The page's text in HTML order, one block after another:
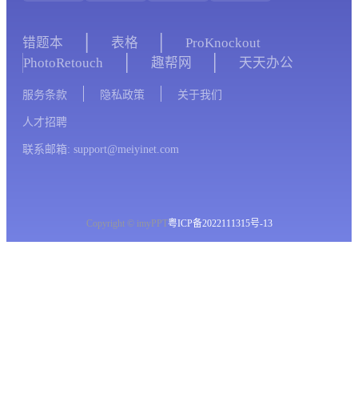
错题本 表格
ProKnockout
PhotoRetouch
趣帮网 天天办公
服务条款 隐私政策 关于我们
人才招聘
联系邮箱: support@meiyinet.com
Copyright © imyPPT粤ICP备2022111315号-13